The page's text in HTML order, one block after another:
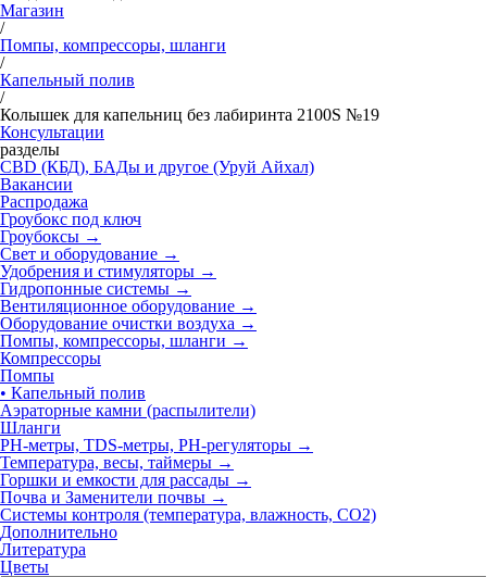
Магазин
/
Помпы, компрессоры, шланги
/
Капельный полив
/
Колышек для капельниц без лабиринта 2100S №19
Консультации
разделы
CBD (КБД), БАДы и другое (Уруй Айхал)
Вакансии
Распродажа
Гроубокс под ключ
Гроубоксы →
Свет и оборудование →
Удобрения и стимуляторы →
Гидропонные системы →
Вентиляционное оборудование →
Оборудование очистки воздуха →
Помпы, компрессоры, шланги →
Компрессоры
Помпы
• Капельный полив
Аэраторные камни (распылители)
Шланги
РН-метры, TDS-метры, РН-регуляторы →
Температура, весы, таймеры →
Горшки и емкости для рассады →
Почва и Заменители почвы →
Системы контроля (температура, влажность, СО2)
Дополнительно
Литература
Цветы